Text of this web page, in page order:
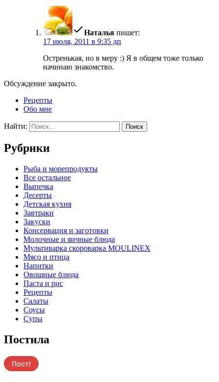
Наталья пишет:
17 июля, 2011 в 9:35 дп
Остренькая, но в меру :) Я в общем тоже только
начинаю знакомство.
Обсуждение закрыто.
Рецепты
Обо мне
Найти:
Рубрики
Pыба и морепродукты
Все остальное
Выпечка
Десерты
Детская кухня
Завтраки
Закуски
Консервация и заготовки
Молочные и яичные блюда
Мультиварка скороварка MOULINEX
Мясо и птица
Напитки
Овощные блюда
Паста и рис
Рецепты
Салаты
Соусы
Супы
Постила